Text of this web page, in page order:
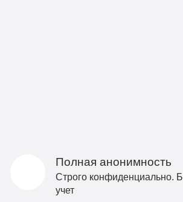
Полная анонимность
Строго конфиденциально.
учет